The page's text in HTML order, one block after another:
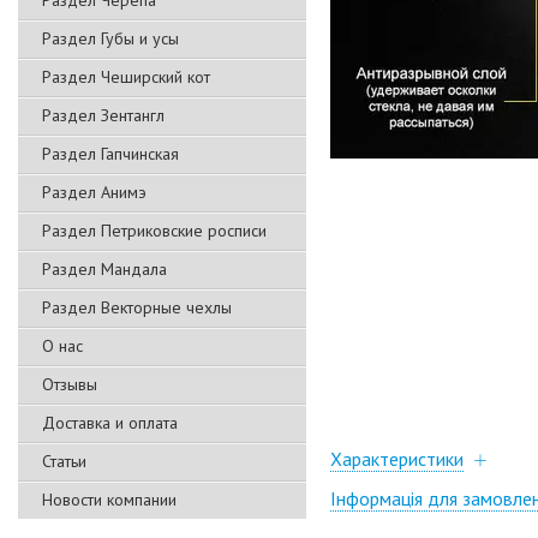
Раздел Губы и усы
Раздел Чеширский кот
Раздел Зентангл
Раздел Гапчинская
Раздел Анимэ
Раздел Петриковские росписи
Раздел Мандала
Раздел Векторные чехлы
О нас
Отзывы
Доставка и оплата
Статьи
Новости компании
Характеристики
Інформація для